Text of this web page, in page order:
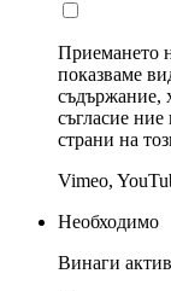
Приемането
показваме
съдържание,
съгласие ние
страни на
Vimeo,
Необходимо
Винаги